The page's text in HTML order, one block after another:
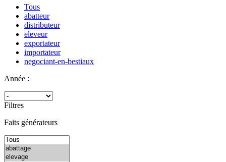
Tous
abatteur
distributeur
eleveur
exportateur
importateur
negociant-en-bestiaux
Année :
Filtres
Faits générateurs